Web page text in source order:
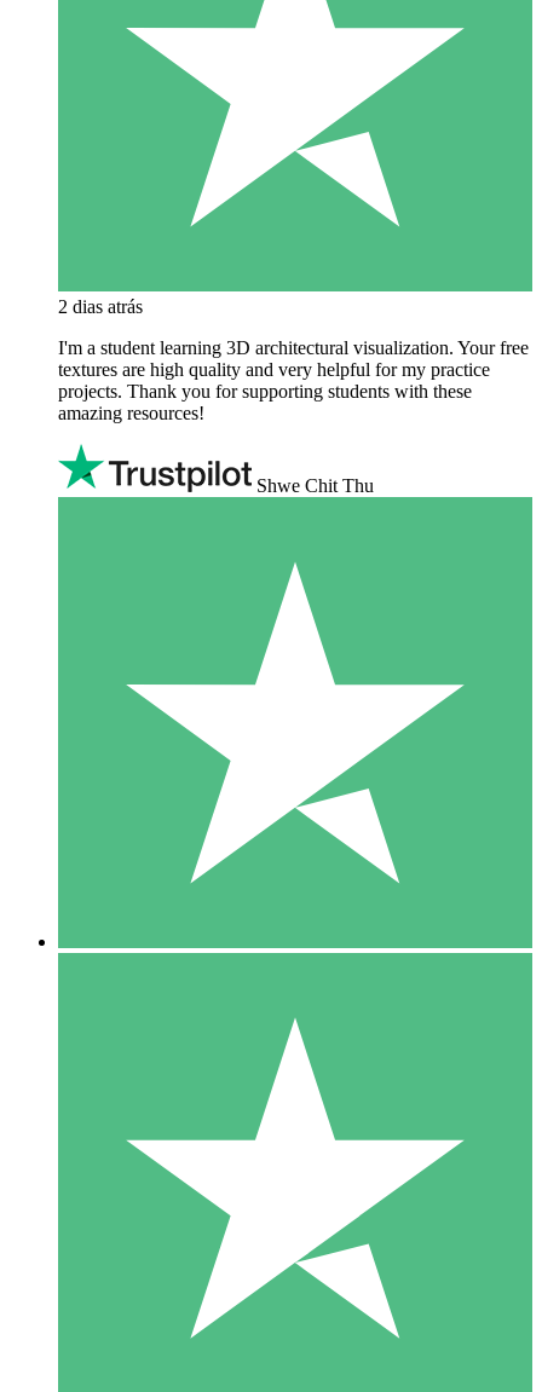
2 dias atrás
I'm a student learning 3D architectural visualization. Your free
textures are high quality and very helpful for my practice
projects. Thank you for supporting students with these
amazing resources!
Shwe Chit Thu